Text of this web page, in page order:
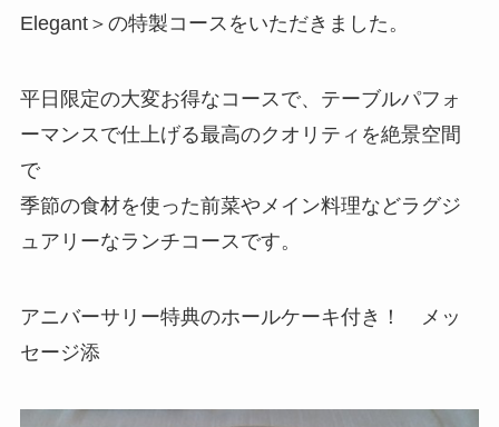
Elegant＞の特製コースをいただきました。
平日限定の大変お得なコースで、テーブルパフォ
ーマンスで仕上げる最高のクオリティを絶景空間
で
季節の食材を使った前菜やメイン料理などラグジ
ュアリーなランチコースです。
アニバーサリー特典のホールケーキ付き！ メッ
セージ添